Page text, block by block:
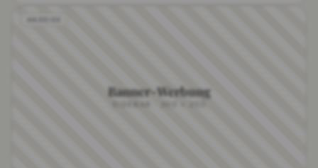
Banner-Werbung